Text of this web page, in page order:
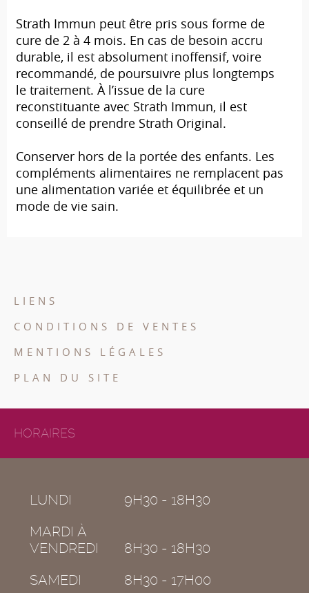
Strath Immun peut être pris sous forme de
cure de 2 à 4 mois. En cas de besoin accru
durable, il est absolument inoffensif, voire
recommandé, de poursuivre plus longtemps
le traitement. À l’issue de la cure
reconstituante avec Strath Immun, il est
conseillé de prendre Strath Original.
Conserver hors de la portée des enfants. Les
compléments alimentaires ne remplacent pas
une alimentation variée et équilibrée et un
mode de vie sain.
LIENS
CONDITIONS DE VENTES
MENTIONS LÉGALES
PLAN DU SITE
HORAIRES
LUNDI
9H30 - 18H30
MARDI À
VENDREDI
8H30 - 18H30
SAMEDI
8H30 - 17H00